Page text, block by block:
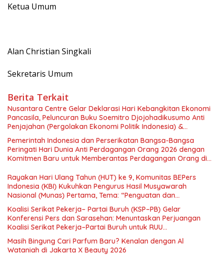
Ketua Umum
Alan Christian Singkali
Sekretaris Umum
Berita Terkait
Nusantara Centre Gelar Deklarasi Hari Kebangkitan Ekonomi
Pancasila, Peluncuran Buku Soemitro Djojohadikusumo Anti
Penjajahan (Pergolakan Ekonomi Politik Indonesia) &
Simposium Nasional “Urgensi Undang-Undang Perekonomian
Nasional dan Kesejahteraan Sosial dalam Menata Bangsa
Menuju Indonesia Emas 2045”,
Pemerintah Indonesia dan Perserikatan Bangsa-Bangsa
Peringati Hari Dunia Anti Perdagangan Orang 2026 dengan
Komitmen Baru untuk Memberantas Perdagangan Orang di
Rayakan Hari Ulang Tahun (HUT) ke 9, Komunitas BEPers
Indonesia (KBI) Kukuhkan Pengurus Hasil Musyawarah
Nasional (Munas) Pertama, Tema: “Penguatan dan
Pengembangan Organisasi KBI yang Berbasis Riset di seluruh
Indonesia dan Mancanegara”.
Koalisi Serikat Pekerja– Partai Buruh (KSP–PB) Gelar
Konferensi Pers dan Sarasehan: Menuntaskan Perjuangan
Koalisi Serikat Pekerja–Partai Buruh untuk RUU
Ketenagakerjaan Baru.
Masih Bingung Cari Parfum Baru? Kenalan dengan Al
Wataniah di Jakarta X Beauty 2026